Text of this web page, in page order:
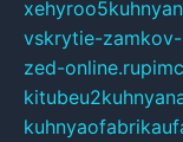
vskrytie-zamkov-
zed-online.ru